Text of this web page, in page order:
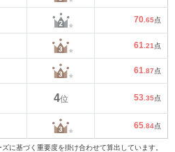
70 .65点
61 .21 点
61 .87点
4位 53 .35点
65 .84点
に基づく重要度を掛け合わせて算出しています。